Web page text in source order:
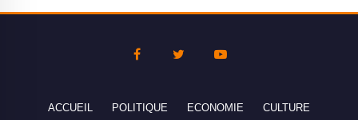
ACCUEIL POLITIQUE ECONOMIE CULTURE